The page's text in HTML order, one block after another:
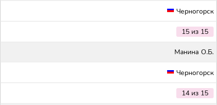
Черногорск
15 из 15
Maнина О.Б.
Черногорск
14 из 15